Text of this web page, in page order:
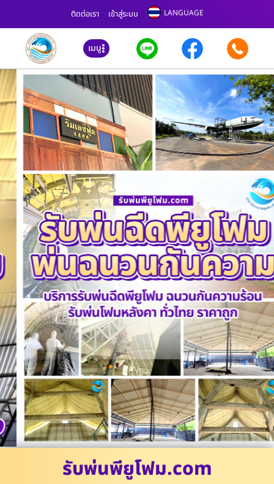
ติดต่อเรา เข้าสู่ระบบ LANGUAGE
เมนู
รับพ่นพียูโฟม.com